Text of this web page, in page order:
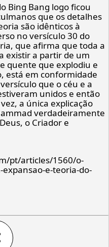
Bing Bang logo ficou
que os detalhes
são idênticos à
no versículo 30 do
que afirma que toda a
existir a partir de um
quente que explodiu e
está em conformidade
que o céu e a
unidos e então
a única explicação
verdadeiramente
o Criador e
pt/articles/1560/o-
e-teoria-do-